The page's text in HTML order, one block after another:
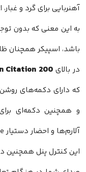
باشد، اسپیکر همچنان
در بالای Citation 200
آلارم‌ها و احضار دستیار Google است.